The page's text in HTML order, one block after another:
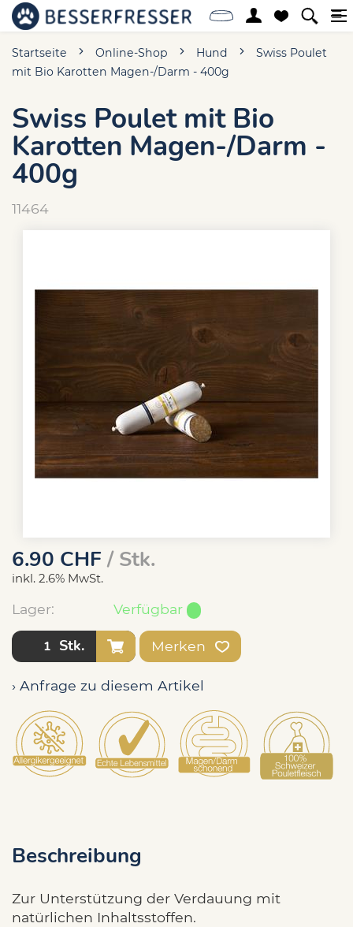
Startseite Online-Shop Hund
Swiss Poulet
mit Bio Karotten Magen-/Darm - 400g
Swiss Poulet mit Bio
Karotten Magen-/Darm -
400g
11464
6.90 CHF/ Stk.
inkl. 2.6% MwSt.
Lager: Verfügbar
Stk. Merken
› Anfrage zu diesem Artikel
Beschreibung
Zur Unterstützung der Verdauung mit
natürlichen Inhaltsstoffen.